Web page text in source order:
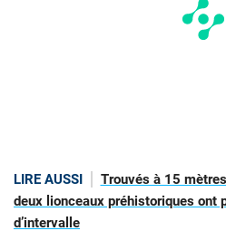
LIRE AUSSI
Trouvés à 15
deux lionceaux préhistoriques ont
d’intervalle